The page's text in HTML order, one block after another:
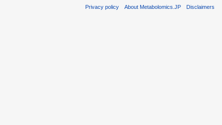
Privacy policy About Metabolomics.JP Disclaimers